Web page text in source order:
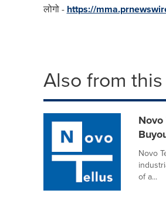
लोगो - https://
Also from
Novo
of a...